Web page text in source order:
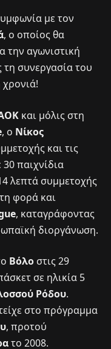
με τον
, ο οποίος θα
την αγωνιστική
συνεργασία του
και μόλις στη
, ο Νίκος
και τις
παιχνίδια
λεπτά συμμετοχής
φορά και
, καταγράφοντας
διοργάνωση.
Βόλο στις 29
σε ηλικία 5
Ρόδου.
στο πρόγραμμα
, προτού
το 2008.